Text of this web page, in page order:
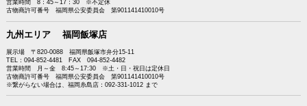
営業時間 8：45～17：30 ※不定休
古物商許可番号 福岡県公安委員会 第901141410010号
九州エリア 福岡飯塚店
展示場 〒820-0088 福岡県飯塚市弁分15-11
TEL：094-852-4481 FAX 094-852-4482
営業時間 月～金 8:45～17:30 ※土・日・祝日は定休日
古物商許可番号 福岡県公安委員会 第901141410010号
※繋がらない場合は、福岡糸島店：092-331-1012 まで